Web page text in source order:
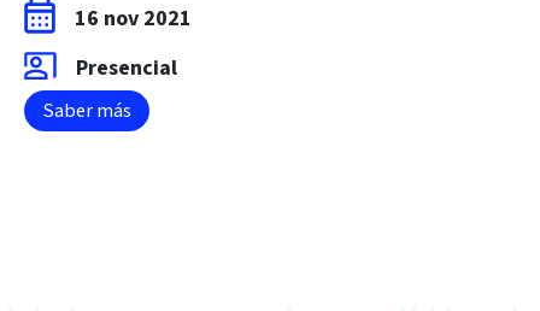
16 nov 2021
Presencial
Saber más